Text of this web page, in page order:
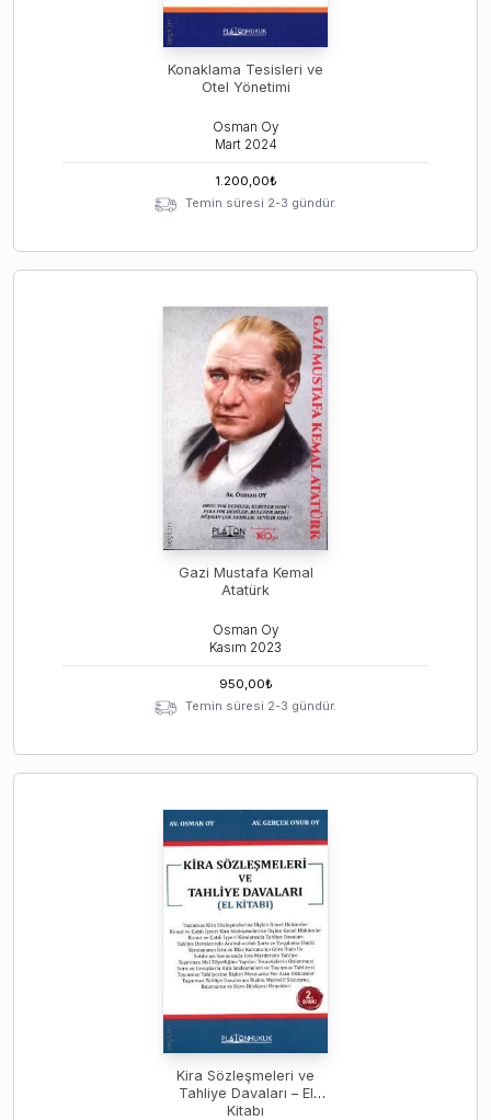
Konaklama Tesisleri ve
Otel Yönetimi
Osman Oy
Mart 2024
1.200,00₺
Temin süresi 2-3 gündür.
Gazi Mustafa Kemal
Atatürk
Osman Oy
Kasım 2023
950,00₺
Temin süresi 2-3 gündür.
Kira Sözleşmeleri ve
Tahliye Davaları – El
Kitabı